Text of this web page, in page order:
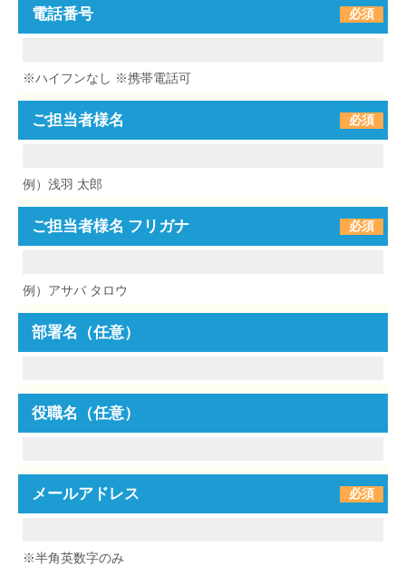
電話番号 必須
※ハイフンなし ※携帯電話可
ご担当者様名 必須
例）浅羽 太郎
ご担当者様名 フリガナ 必須
例）アサバ タロウ
部署名（任意）
役職名（任意）
メールアドレス 必須
※半角英数字のみ